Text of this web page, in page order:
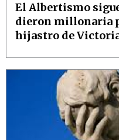
El Albertismo
dieron millonaria
hijastro de